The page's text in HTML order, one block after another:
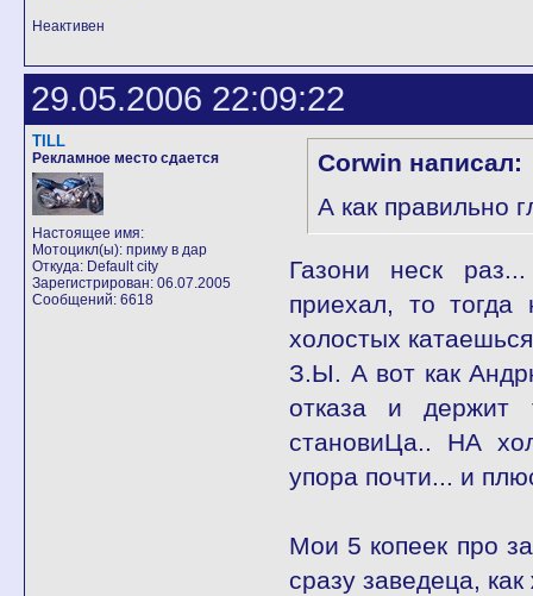
Неактивен
29.05.2006 22:09:22
TILL
Рекламное место сдается
Настоящее имя:
Мотоцикл(ы): приму в дар
Откуда: Default city
Зарегистрирован: 06.07.2005
Сообщений: 6618
Corwin написал:
А как правильно
Газони неск
приехал, то
холостых
З.Ы. А вот как
отказа и
становиЦа.. НА
упора почти... и
Мои 5 копеек про
сразу заведеца,